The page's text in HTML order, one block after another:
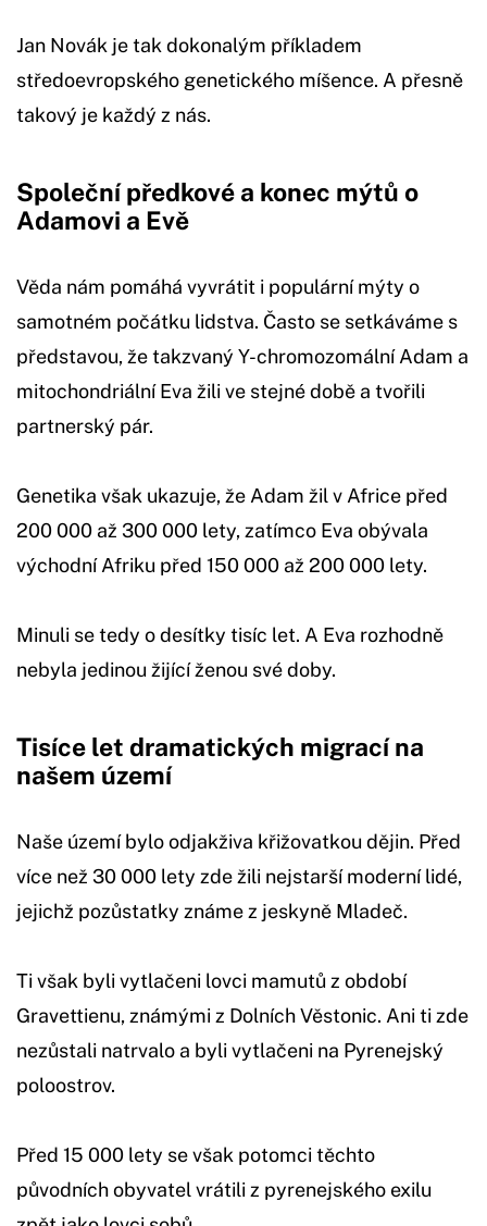
Jan Novák je tak dokonalým příkladem
středoevropského genetického míšence. A přesně
takový je každý z nás.
Společní předkové a konec mýtů o
Adamovi a Evě
Věda nám pomáhá vyvrátit i populární mýty o
samotném počátku lidstva. Často se setkáváme s
představou, že takzvaný Y-chromozomální Adam a
mitochondriální Eva žili ve stejné době a tvořili
partnerský pár.
Genetika však ukazuje, že Adam žil v Africe před
200 000 až 300 000 lety, zatímco Eva obývala
východní Afriku před 150 000 až 200 000 lety.
Minuli se tedy o desítky tisíc let. A Eva rozhodně
nebyla jedinou žijící ženou své doby.
Tisíce let dramatických migrací na
našem území
Naše území bylo odjakživa křižovatkou dějin. Před
více než 30 000 lety zde žili nejstarší moderní lidé,
jejichž pozůstatky známe z jeskyně Mladeč.
Ti však byli vytlačeni lovci mamutů z období
Gravettienu, známými z Dolních Věstonic. Ani ti zde
nezůstali natrvalo a byli vytlačeni na Pyrenejský
poloostrov.
Před 15 000 lety se však potomci těchto
původních obyvatel vrátili z pyrenejského exilu